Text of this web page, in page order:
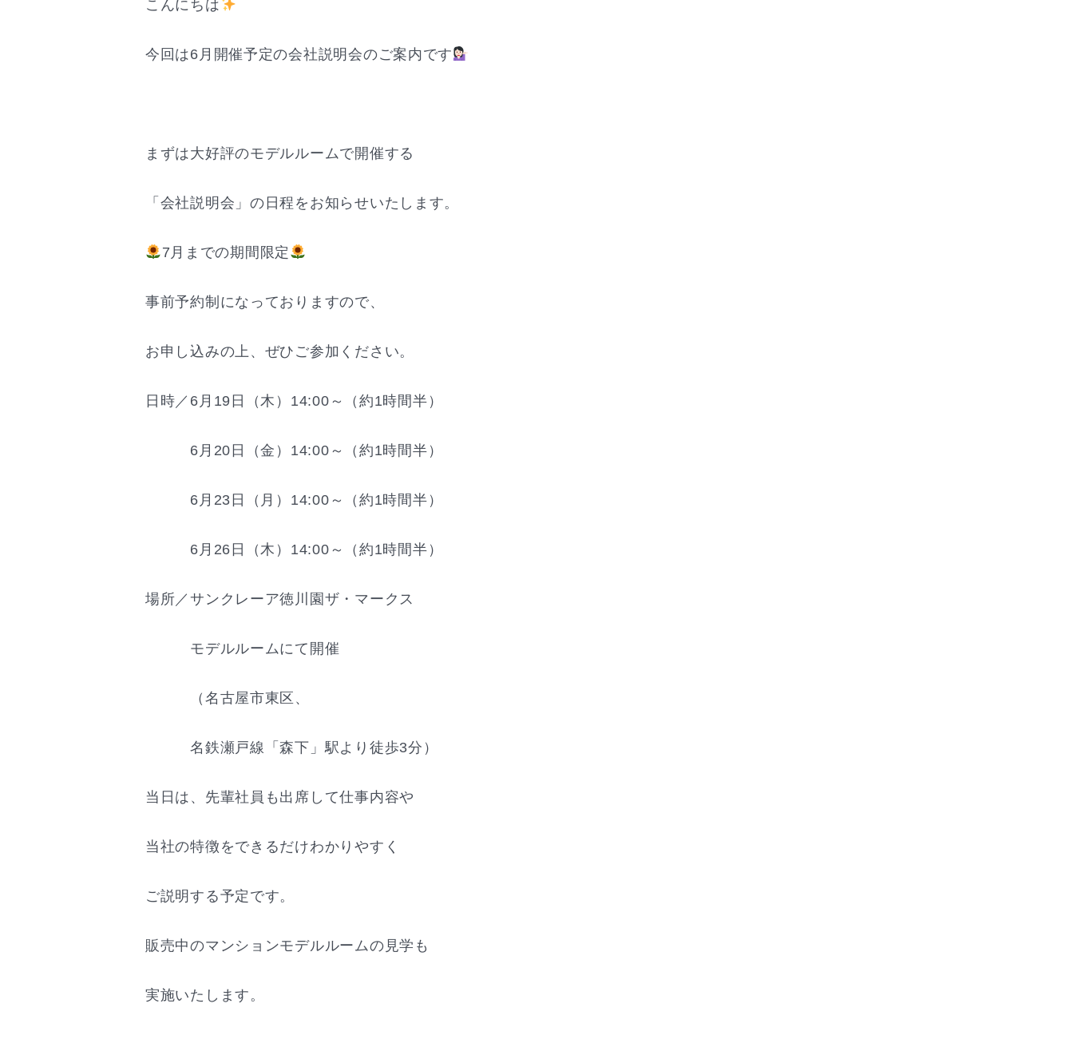
こんにちは
今回は6月開催予定の会社説明会のご案内です
まずは大好評のモデルルームで開催する
「会社説明会」の日程をお知らせいたします。
7月までの期間限定
事前予約制になっておりますので、
お申し込みの上、ぜひご参加ください。
日時／6月19日（木）14:00～（約1時間半）
6月20日（金）14:00～（約1時間半）
6月23日（月）14:00～（約1時間半）
6月26日（木）14:00～（約1時間半）
場所／サンクレーア徳川園ザ・マークス
モデルルームにて開催
（名古屋市東区、
名鉄瀬戸線「森下」駅より徒歩3分）
当日は、先輩社員も出席して仕事内容や
当社の特徴をできるだけわかりやすく
ご説明する予定です。
販売中のマンションモデルルームの見学も
実施いたします。